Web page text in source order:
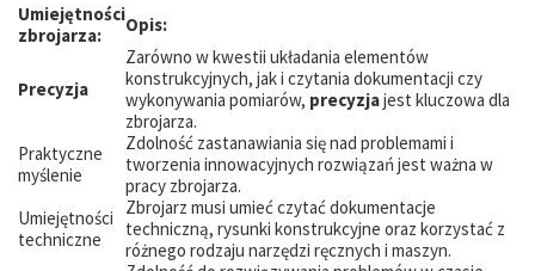
Umiejętności
zbrojarza:
Opis:
Precyzja
Zarówno w kwestii układania elementów
konstrukcyjnych, jak i czytania dokumentacji czy
wykonywania pomiarów, precyzjajest kluczowa dla
zbrojarza.
Praktyczne
myślenie
Zdolność zastanawiania się nad problemami i
tworzenia innowacyjnych rozwiązań jest ważna w
pracy zbrojarza.
Umiejętności
techniczne
Zbrojarz musi umieć czytać dokumentacje
techniczną, rysunki konstrukcyjne oraz korzystać z
różnego rodzaju narzędzi ręcznych i maszyn.